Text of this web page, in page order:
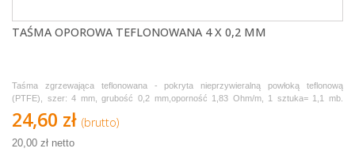
TAŚMA OPOROWA TEFLONOWANA 4 X 0,2 MM
Taśma zgrzewająca teflonowana - pokryta nieprzywieralną powłoką teflonową
(PTFE), szer: 4 mm, grubość 0,2 mm,oporność 1,83 Ohm/m, 1 sztuka= 1,1 mb.
Sprzedawana w odcinkach po 1,1 metra.
24,60 zł (brutto)
20,00 zł netto